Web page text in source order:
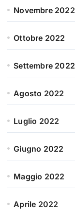
Novembre 2022
Ottobre 2022
Settembre 2022
Agosto 2022
Luglio 2022
Giugno 2022
Maggio 2022
Aprile 2022